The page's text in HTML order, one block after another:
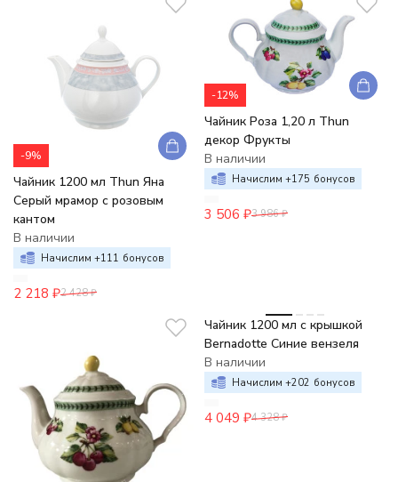
-9%
Чайник 1200 мл Thun Яна
Серый мрамор с розовым
кантом
В наличии
Начислим +111 бонусов
2 218 ₽2 428 ₽
-12%
Чайник Роза 1,20 л Thun
декор Фрукты
В наличии
Начислим +175 бонусов
3 506 ₽3 986 ₽
Чайник 1200 мл с крышкой
Bernadotte Синие вензеля
В наличии
Начислим +202 бонусов
4 049 ₽4 328 ₽